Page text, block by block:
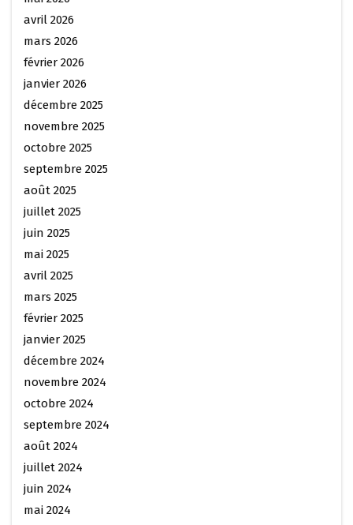
avril 2026
mars 2026
février 2026
janvier 2026
décembre 2025
novembre 2025
octobre 2025
septembre 2025
août 2025
juillet 2025
juin 2025
mai 2025
avril 2025
mars 2025
février 2025
janvier 2025
décembre 2024
novembre 2024
octobre 2024
septembre 2024
août 2024
juillet 2024
juin 2024
mai 2024